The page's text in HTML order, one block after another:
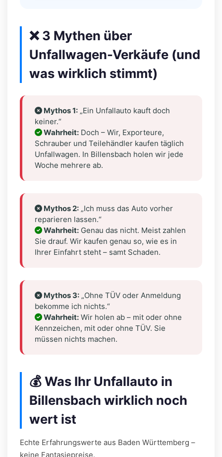
❌ 3 Mythen über
Unfallwagen-Verkäufe (und
was wirklich stimmt)
Mythos 1: „Ein Unfallauto kauft doch
keiner.“
Wahrheit: Doch – Wir, Exporteure,
Schrauber und Teilehändler kaufen täglich
Unfallwagen. In Billensbach holen wir jede
Woche mehrere ab.
Mythos 2: „Ich muss das Auto vorher
reparieren lassen.“
Wahrheit: Genau das nicht. Meist zahlen
Sie drauf. Wir kaufen genau so, wie es in
Ihrer Einfahrt steht – samt Schaden.
Mythos 3: „Ohne TÜV oder Anmeldung
bekomme ich nichts.“
Wahrheit: Wir holen ab – mit oder ohne
Kennzeichen, mit oder ohne TÜV. Sie
müssen nichts machen.
💰 Was Ihr Unfallauto in
Billensbach wirklich noch
wert ist
Echte Erfahrungswerte aus Baden Württemberg –
keine Fantasiepreise.